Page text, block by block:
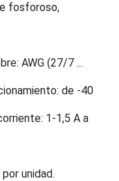
fosforoso,
AWG (27/7 ...
de -40
1-1,5 A a
unidad.